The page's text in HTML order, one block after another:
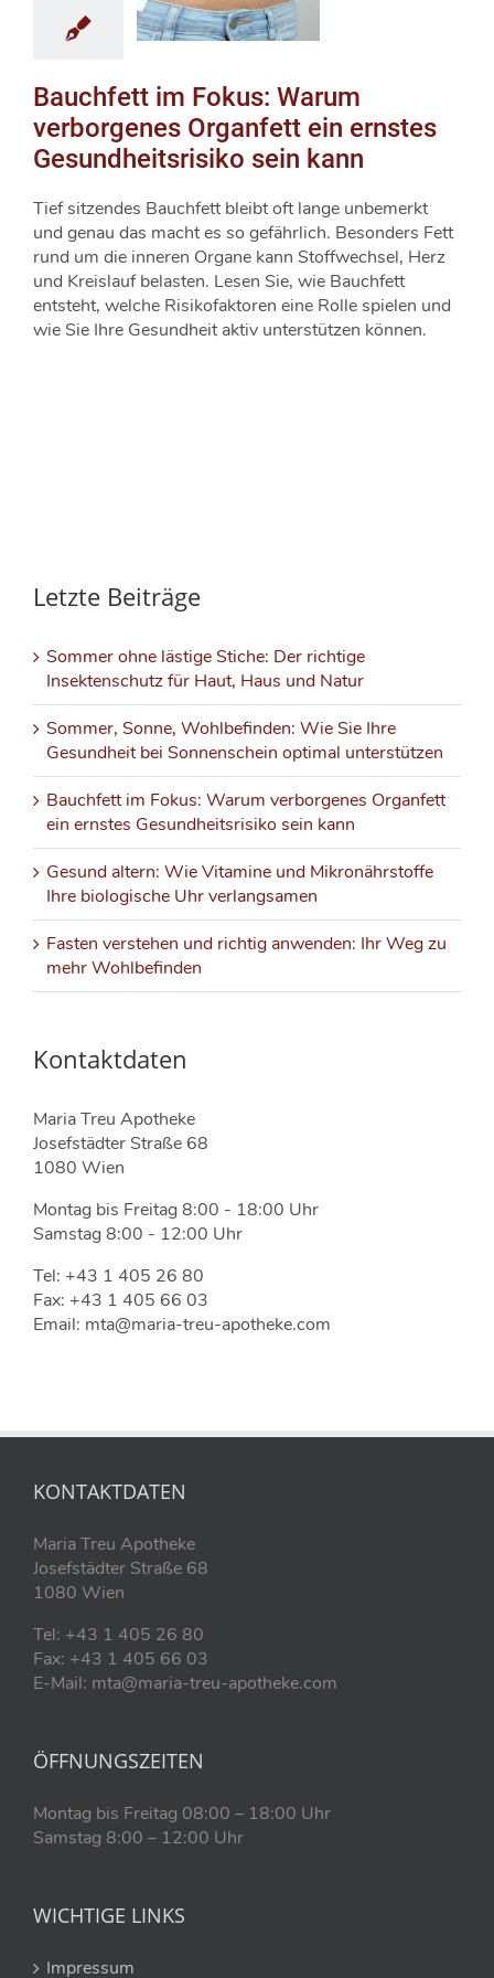
Bauchfett im Fokus: Warum
verborgenes Organfett ein ernstes
Gesundheitsrisiko sein kann
Tief sitzendes Bauchfett bleibt oft lange unbemerkt
und genau das macht es so gefährlich. Besonders Fett
rund um die inneren Organe kann Stoffwechsel, Herz
und Kreislauf belasten. Lesen Sie, wie Bauchfett
entsteht, welche Risikofaktoren eine Rolle spielen und
wie Sie Ihre Gesundheit aktiv unterstützen können.
Letzte Beiträge
Sommer ohne lästige Stiche: Der richtige
Insektenschutz für Haut, Haus und Natur
Sommer, Sonne, Wohlbefinden: Wie Sie Ihre
Gesundheit bei Sonnenschein optimal unterstützen
Bauchfett im Fokus: Warum verborgenes Organfett
ein ernstes Gesundheitsrisiko sein kann
Gesund altern: Wie Vitamine und Mikronährstoffe
Ihre biologische Uhr verlangsamen
Fasten verstehen und richtig anwenden: Ihr Weg zu
mehr Wohlbefinden
Kontaktdaten
Maria Treu Apotheke
Josefstädter Straße 68
1080 Wien
Montag bis Freitag 8:00 - 18:00 Uhr
Samstag 8:00 - 12:00 Uhr
Tel: +43 1 405 26 80
Fax: +43 1 405 66 03
Email: mta@maria-treu-apotheke.com
KONTAKTDATEN
Maria Treu Apotheke
Josefstädter Straße 68
1080 Wien
Tel: +43 1 405 26 80
Fax: +43 1 405 66 03
E-Mail: mta@maria-treu-apotheke.com
ÖFFNUNGSZEITEN
Montag bis Freitag 08:00 – 18:00 Uhr
Samstag 8:00 – 12:00 Uhr
WICHTIGE LINKS
Impressum